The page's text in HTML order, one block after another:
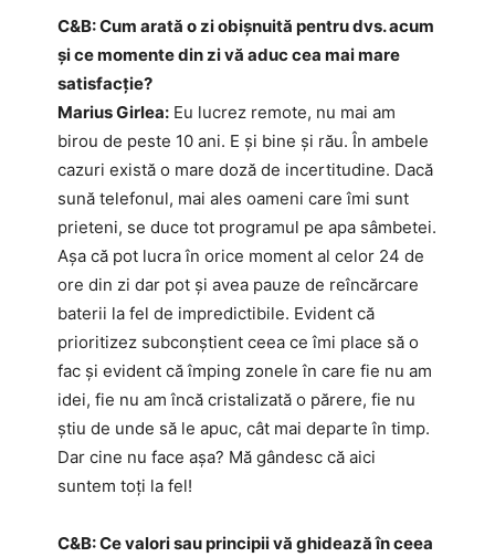
C&B: Cum arată o zi obișnuită pentru dvs. acum
și ce momente din zi vă aduc cea mai mare
satisfacție?
Marius Girlea: Eu lucrez remote, nu mai am
birou de peste 10 ani. E și bine și rău. În ambele
cazuri există o mare doză de incertitudine. Dacă
sună telefonul, mai ales oameni care îmi sunt
prieteni, se duce tot programul pe apa sâmbetei.
Așa că pot lucra în orice moment al celor 24 de
ore din zi dar pot și avea pauze de reîncărcare
baterii la fel de impredictibile. Evident că
prioritizez subconștient ceea ce îmi place să o
fac și evident că împing zonele în care fie nu am
idei, fie nu am încă cristalizată o părere, fie nu
știu de unde să le apuc, cât mai departe în timp.
Dar cine nu face așa? Mă gândesc că aici
suntem toți la fel!
C&B: Ce valori sau principii vă ghidează în ceea